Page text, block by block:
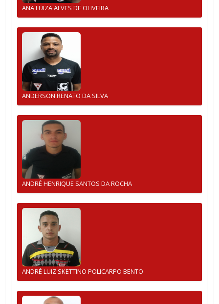
ANA LUIZA ALVES DE OLIVEIRA
ANDERSON RENATO DA SILVA
ANDRÉ HENRIQUE SANTOS DA ROCHA
ANDRÉ LUIZ SKETTINO POLICARPO BENTO